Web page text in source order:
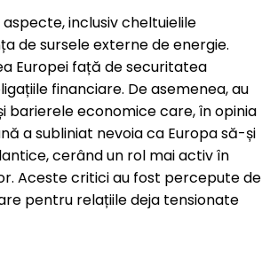
inclusiv cheltuielile
de sursele externe de energie.
Europei față de securitatea
financiare. De asemenea, au
barierele economice care, în opinia
a subliniat nevoia ca Europa să-și
cerând un rol mai activ în
Aceste critici au fost percepute de
pentru relațiile deja tensionate